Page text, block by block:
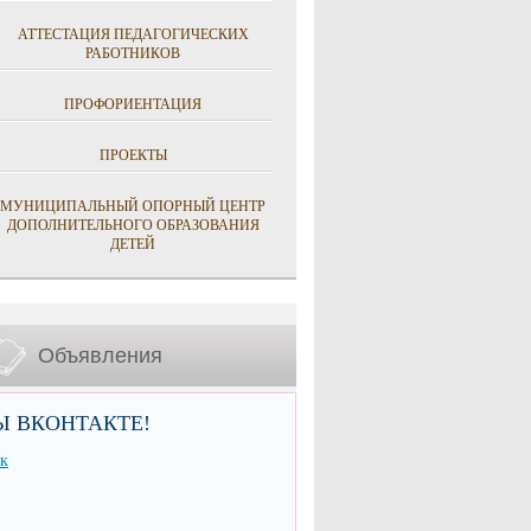
АТТЕСТАЦИЯ ПЕДАГОГИЧЕСКИХ
РАБОТНИКОВ
ПРОФОРИЕНТАЦИЯ
ПРОЕКТЫ
МУНИЦИПАЛЬНЫЙ ОПОРНЫЙ ЦЕНТР
ДОПОЛНИТЕЛЬНОГО ОБРАЗОВАНИЯ
ДЕТЕЙ
Объявления
ВКОНТАКТЕ!